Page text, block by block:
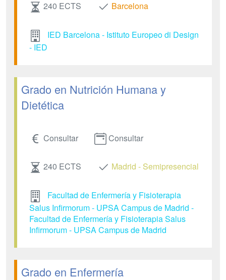
240 ECTS Barcelona
IED Barcelona - Istituto Europeo di Design
- IED
Grado en Nutrición Humana y
Dietética
Consultar Consultar
240 ECTS Madrid - Semipresencial
Facultad de Enfermería y Fisioterapia
Salus Infirmorum - UPSA Campus de Madrid -
Facultad de Enfermería y Fisioterapia Salus
Infirmorum - UPSA Campus de Madrid
Grado en Enfermería